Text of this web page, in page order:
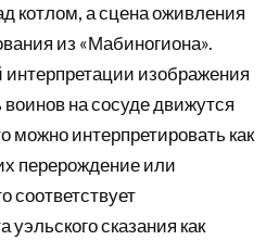
котлом, а сцена оживления
из «Мабиногиона».
интерпретации изображения
воинов на сосуде движутся
можно интерпретировать как
перерождение или
соответствует
сказания как